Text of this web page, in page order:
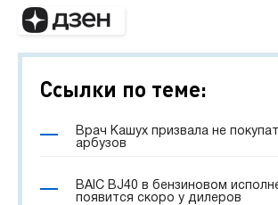
Ссылки по теме:
Врач Кашух призвала не
арбузов
BAIC BJ40 в бензиновом
появится скоро у дилеров